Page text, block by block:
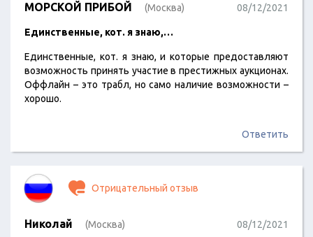
МОРСКОЙ ПРИБОЙ (Москва) 08/12/2021
Единственные, кот. я знаю,…
Единственные, кот. я знаю, и которые предоставляют
возможность принять участие в престижных аукционах.
Оффлайн – это трабл, но само наличие возможности –
хорошо.
Ответить
Отрицательный отзыв
Николай (Москва) 08/12/2021